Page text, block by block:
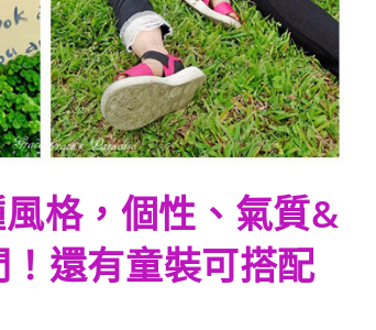
格，個性、氣質&
還有童裝可搭配